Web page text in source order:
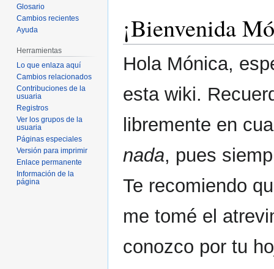
a
la
navegación
a
la
búsqueda
¡Bienvenida
Hola Mónica,
esta wiki.
libremente en
nada, pues
Te recomiendo
me tomé el
conozco por tu
Glosario
Cambios recientes
Ayuda
Herramientas
Lo que enlaza aquí
Cambios relacionados
Contribuciones de la
usuaria
Registros
Ver los grupos de la
usuaria
Páginas especiales
Versión para imprimir
Enlace permanente
Información de la
página